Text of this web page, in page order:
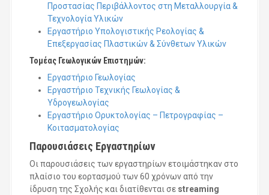
Προστασίας Περιβάλλοντος στη Μεταλλουργία &
Τεχνολογία Υλικών
Εργαστήριο Υπολογιστικής Ρεολογίας &
Επεξεργασίας Πλαστικών & Σύνθετων Υλικών
Τομέας Γεωλογικών Επιστημών:
Εργαστήριο Γεωλογίας
Εργαστήριο Τεχνικής Γεωλογίας &
Υδρογεωλογίας
Εργαστήριο Ορυκτολογίας – Πετρογραφίας –
Κοιτασματολογίας
Παρουσιάσεις Εργαστηρίων
Οι παρουσιάσεις των εργαστηρίων ετοιμάστηκαν στο
πλαίσιο του εορτασμού των 60 χρόνων από την
ίδρυση της Σχολής και διατίθενται σε streaming